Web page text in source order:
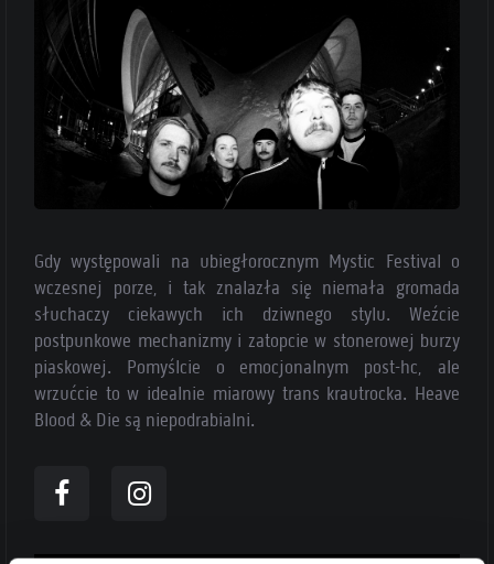
Gdy występowali na ubiegłorocznym Mystic Festival o
wczesnej porze, i tak znalazła się niemała gromada
słuchaczy ciekawych ich dziwnego stylu. Weźcie
postpunkowe mechanizmy i zatopcie w stonerowej burzy
piaskowej. Pomyślcie o emocjonalnym post-hc, ale
wrzućcie to w idealnie miarowy trans krautrocka. Heave
Blood & Die są niepodrabialni.